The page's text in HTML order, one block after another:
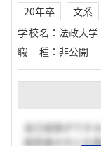
20年卒 文系
学校名 ： 法政大学
職種 ： 非公開
自己成長ができ
経営者の方と仕